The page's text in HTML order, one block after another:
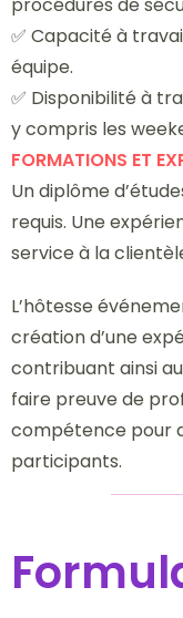
✅ Capacité à
équipe.
✅ Disponibilité à
y compris les
FORMATIONS ET
Un diplôme
requis. Une
service à la
L’hôtesse
création d’une
contribuant ainsi
faire preuve de
compétence pour
participants.